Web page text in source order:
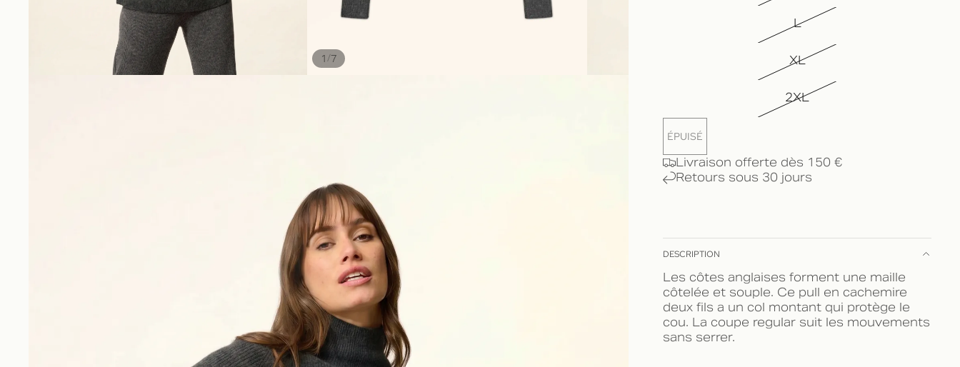
1/7
L
XL
2XL
ÉPUISÉ
Livraison offerte dès 150 €
Retours sous 30 jours
DESCRIPTION
Les côtes anglaises forment une maille
côtelée et souple. Ce pull en cachemire
deux fils a un col montant qui protège le
cou. La coupe regular suit les mouvements
sans serrer.